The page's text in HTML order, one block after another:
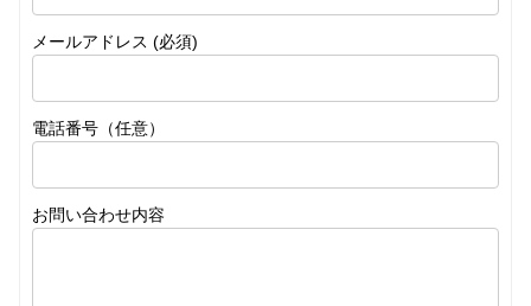
メールアドレス (必須)
電話番号（任意）
お問い合わせ内容